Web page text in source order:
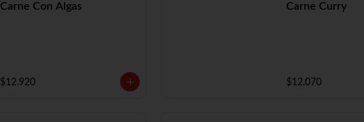
Carne Con Algas
$12.920
Carne Curry
$12.070